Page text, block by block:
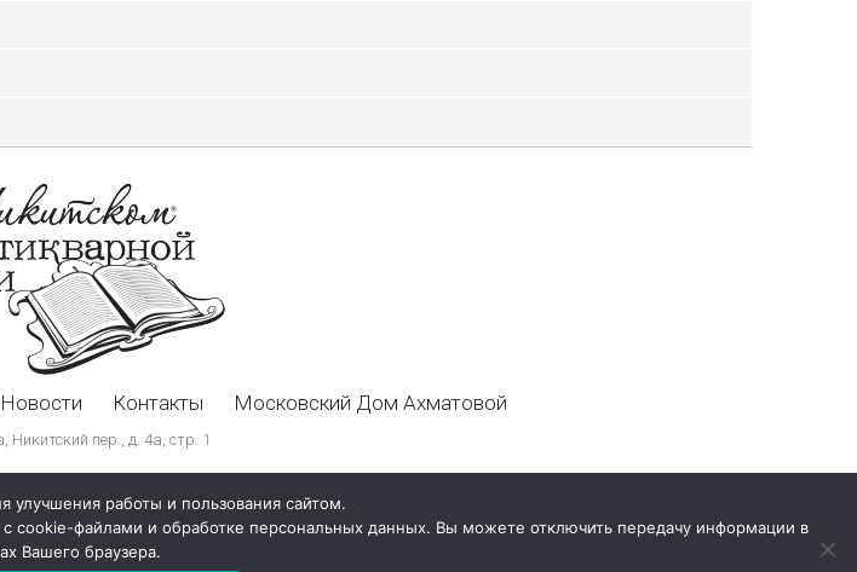
Новости Контакты Московский Дом Ахматовой
Никитский пер., д. 4а, стр. 1
работы и пользования сайтом.
cookie-файлами и обработке персональных данных. Вы можете отключить передачу информации в
Вашего браузера.